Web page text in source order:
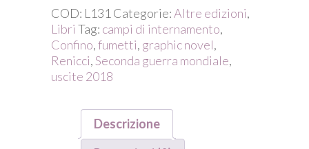
COD: L131 Categorie:Altre edizioni,
Libri Tag: campi di internamento,
Confino,fumetti, graphic novel,
Renicci,Seconda guerra mondiale,
uscite 2018
Descrizione